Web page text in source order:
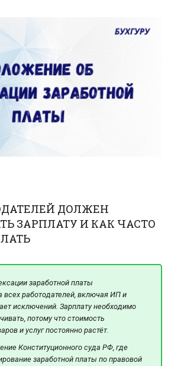
ДОЛЖЕН
ЗАРПЛАТУ И КАК ЧАСТО
заработной платы
всех работодателей, включая ИП и
исключений. Зарплату необходимо
потому что стоимость
и услуг постоянно растёт.
Конституционного суда РФ, где
заработной платы по правовой